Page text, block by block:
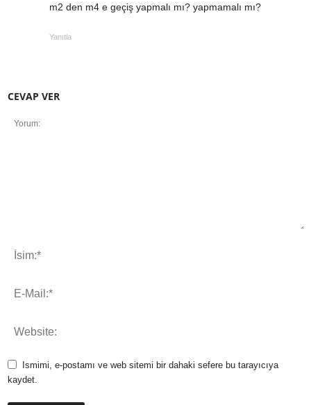
m2 den m4 e geçiş yapmalı mı? yapmamalı mı?
Yanıtla
CEVAP VER
Ismimi, e-postamı ve web sitemi bir dahaki sefere bu tarayıcıya
kaydet.